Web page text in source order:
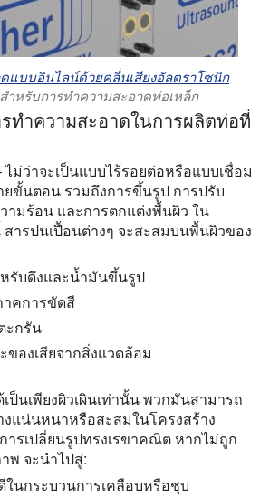
แบบอินไลน์ด้วยคลื่นเสียงอัลตราโซนิก
ำหรับการทำความสะอาดท่อเหล็ก
ทำความสะอาดในการผลิตท่อที่
ม่ว่าจะเป็นแบบไร้รอยต่อหรือแบบเชื่อม
ขั้นตอน รวมถึงการขึ้นรูป การปรับ
มร้อน และการตกแต่งพื้นผิว ใน
ารปนเปื้อนต่างๆ จะสะสมบนพื้นผิวของ
รับดึงและน้ำมันขึ้นรูป
คการขัดสี
ะกรัน
ของเสียจากสิ่งแวดล้อม
ป็นเพียงผิวเผินเท่านั้น พวกมันสามารถ
งแน่นหนาหรือสะสมในโครงสร้าง
ารเปลี่ยนรูปทรงเรขาคณิต หากไม่ถูก
พ จะนำไปสู่:
ในกระบวนการเคลือบหรือชุบ